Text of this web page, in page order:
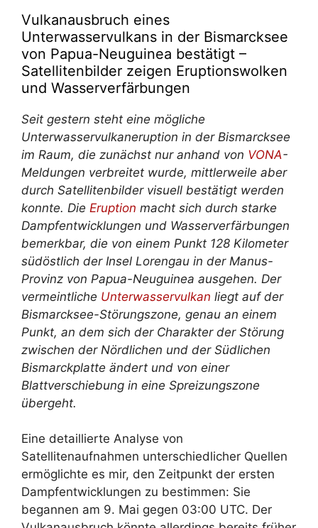
Vulkanausbruch eines
Unterwasservulkans in der Bismarcksee
von Papua-Neuguinea bestätigt –
Satellitenbilder zeigen Eruptionswolken
und Wasserverfärbungen
Seit gestern steht eine mögliche
Unterwasservulkaneruption in der Bismarcksee
im Raum, die zunächst nur anhand von VONA-
Meldungen verbreitet wurde, mittlerweile aber
durch Satellitenbilder visuell bestätigt werden
konnte. Die Eruption macht sich durch starke
Dampfentwicklungen und Wasserverfärbungen
bemerkbar, die von einem Punkt 128 Kilometer
südöstlich der Insel Lorengau in der Manus-
Provinz von Papua-Neuguinea ausgehen. Der
vermeintliche Unterwasservulkan liegt auf der
Bismarcksee-Störungszone, genau an einem
Punkt, an dem sich der Charakter der Störung
zwischen der Nördlichen und der Südlichen
Bismarckplatte ändert und von einer
Blattverschiebung in eine Spreizungszone
übergeht.
Eine detaillierte Analyse von
Satellitenaufnahmen unterschiedlicher Quellen
ermöglichte es mir, den Zeitpunkt der ersten
Dampfentwicklungen zu bestimmen: Sie
begannen am 9. Mai gegen 03:00 UTC. Der